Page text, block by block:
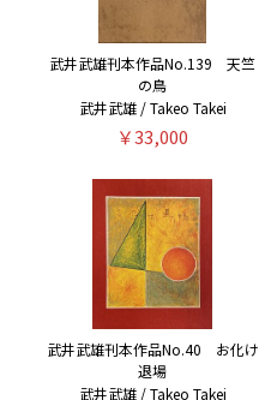
武井武雄刊本作品No.139 天竺
の鳥
武井武雄 / Takeo Takei
￥33,000
武井武雄刊本作品No.40 お化け
退場
武井武雄 / Takeo Takei